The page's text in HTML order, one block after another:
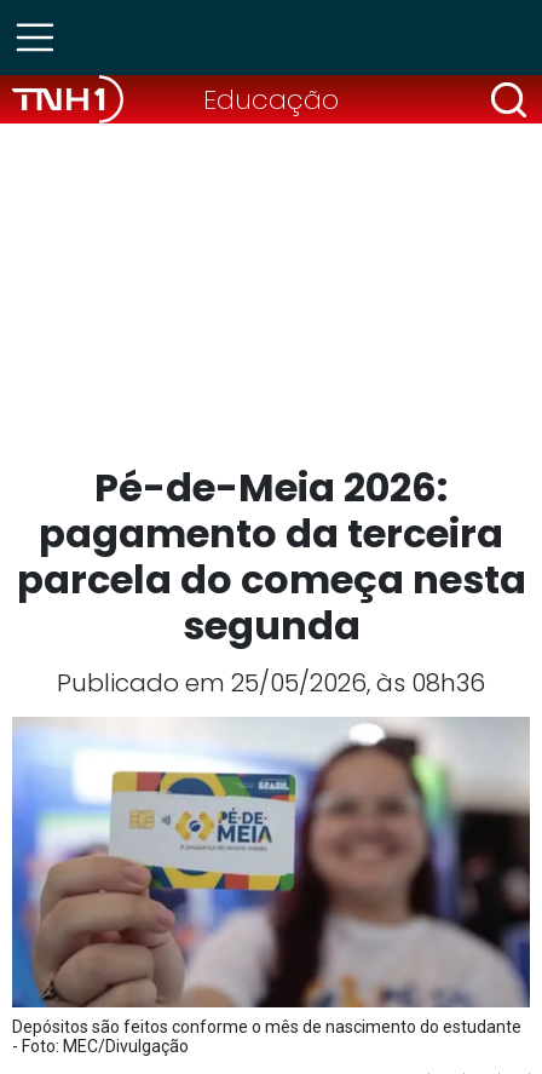
Educação
Pé-de-Meia 2026:
pagamento da terceira
parcela do começa nesta
segunda
Publicado em 25/05/2026, às 08h36
Depósitos são feitos conforme o mês de nascimento do estudante
- Foto: MEC/Divulgação